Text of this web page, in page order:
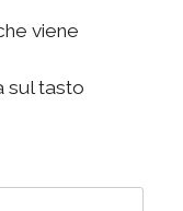
viene
sul tasto